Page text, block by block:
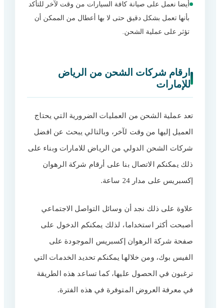
أيضا نعمل على صيانة كافة السيارات من وقت لآخر للتأكد
بأنها تعمل بشكل دقيق حتى لا بها أعطال من الممكن أن
تؤثر على عملية الشحن.
ارقام شركات الشحن من الرياض
للإمارات
تعد عملية الشحن من العمليات الضرورية التي يحتاج
العميل إليها من وقت لآخر، وبالتالي يبحث عن افضل
شركات الشحن الدولي من الرياض للامارات وبناء على
ذلك يمكنكم الاتصال بنا على أرقام شركة الرهوان
إكسبريس على مدار 24 ساعة.
علاوة على ذلك نجد أن وسائل التواصل الاجتماعي
أصبحت أكثر استخداما، لذلك يمكنكم الدخول على
صفحة شركة الرهوان إكسبريس الموجودة على
الفيس بوك، ومن خلالها يمكنكم تحديد الخدمات التي
ترغبون في الحصول عليها، كما تساعد هذه الطريقة
في معرفة العروض المتوفرة في هذه الفترة.